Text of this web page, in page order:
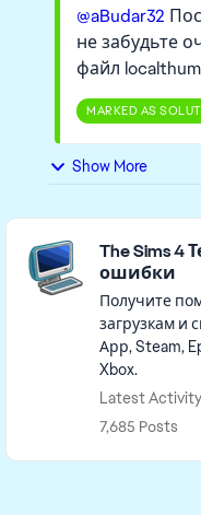
@aBudar32
не забудьте
файл
MARKED AS
Show More
Featured Places
The Sims 4
ошибки
Получите
загрузкам и
Арр, Steam,
Xbox.
Latest
7,685 Posts